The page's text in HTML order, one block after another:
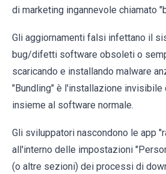
di marketing ingannevole chiamato
Gli aggiornamenti falsi infettano il
bug/difetti software obsoleti o
scaricando e installando malware
"Bundling" è l'installazione
insieme al software normale.
Gli sviluppatori nascondono le app
all'interno delle impostazioni
(o altre sezioni) dei processi di